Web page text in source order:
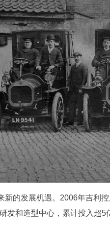
的发展机遇。2006年吉利
发和造型中心，累计投入超